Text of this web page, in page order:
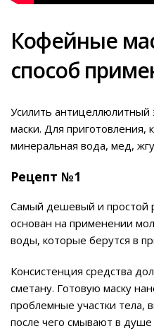
Кофейные
способ
Усилить
маски. Для приготовления,
минеральная вода, мед,
Рецепт №1
Самый дешевый и простой
основан на применении
воды, которые берутся в
Консистенция средства
сметану. Готовую маску
проблемные участки
после чего смывают в